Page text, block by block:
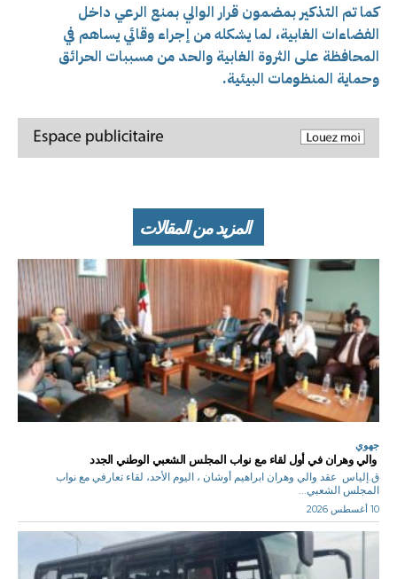
كما تم التذكير بمضمون قرار الوالي بمنع الرعي داخل
الفضاءات الغابية، لما يشكله من إجراء وقائي يساهم في
المحافظة على الثروة الغابية والحد من مسببات الحرائق
وحماية المنظومات البيئية.
المزيد من المقالات
جهوي
والي وهران في أول لقاء مع نواب المجلس الشعبي الوطني الجدد
ق.إلياس عقد والي وهران ابراهيم أوشان ، اليوم الأحد، لقاء تعارفي مع نواب
المجلس الشعبي...
10 أغسطس 2026